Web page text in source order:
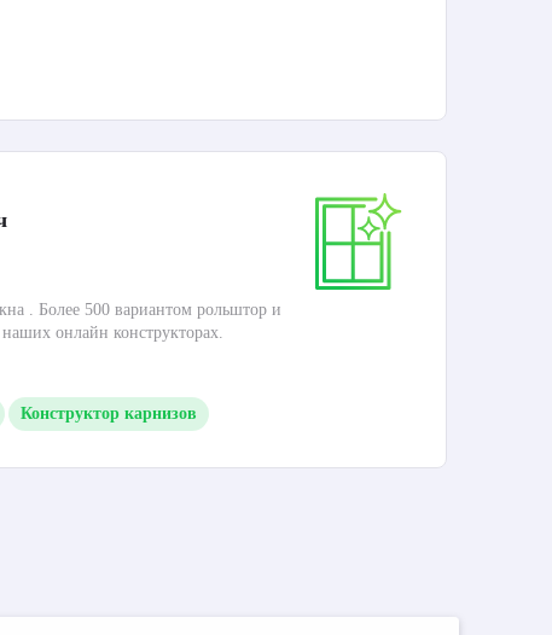
. Более 500 вариантом рольштор и
онлайн конструкторах.
Конструктор карнизов